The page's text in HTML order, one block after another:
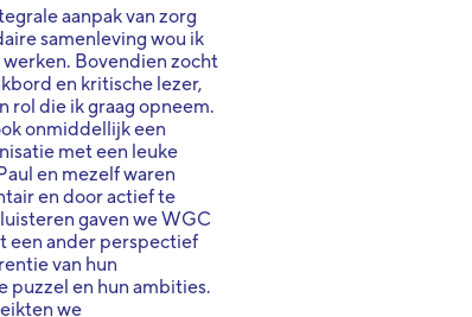
aanpak van zorg
samenleving wou ik
werken. Bovendien zocht
en kritische lezer,
rol die ik graag opneem.
onmiddellijk een
met een leuke
en mezelf waren
en door actief te
gaven we WGC
een ander perspectief
van hun
puzzel en hun ambities.
we